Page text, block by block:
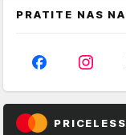
PRATITE NAS NA
PRICELESS